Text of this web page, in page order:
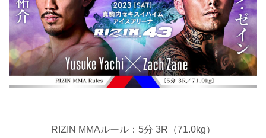
めに予約しよう！
【5/11更新】斎藤裕が北海道ツアーアン
バサダーに就任！
4月に開催されたFEDEL...
RIZIN MMAルール：5分 3R（71.0kg）